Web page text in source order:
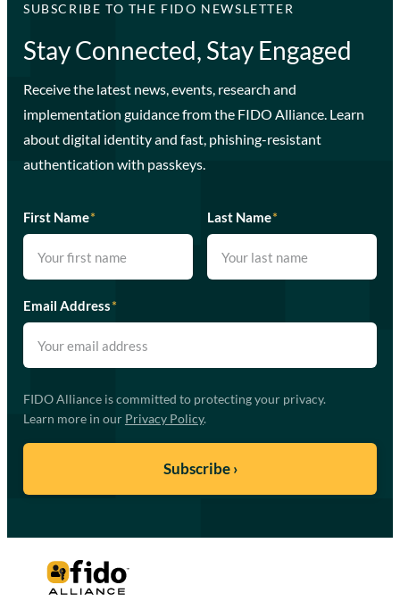
SUBSCRIBE TO THE FIDO NEWSLETTER
Stay Connected, Stay Engaged
Receive the latest news, events, research and
implementation guidance from the FIDO Alliance. Learn
about digital identity and fast, phishing-resistant
authentication with passkeys.
First Name* Last Name*
Email Address*
FIDO Alliance is committed to protecting your privacy.
Learn more in our Privacy Policy.